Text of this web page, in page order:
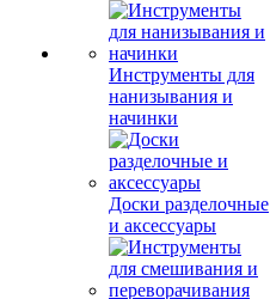
Инструменты для
нанизывания и
начинки
Доски разделочные
и аксессуары